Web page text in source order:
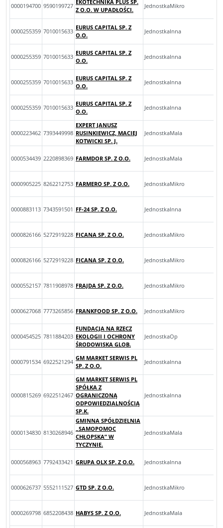
0000194700 9590199727
EKOTECHNIKA PLUS SP.
Z O.O. W UPADŁOŚCI.
JednostkaMikro
0000255359 7010015633
EURUS CAPITAL SP. Z
O.O.
JednostkaInna
0000255359 7010015633
EURUS CAPITAL SP. Z
O.O.
JednostkaInna
0000255359 7010015633
EURUS CAPITAL SP. Z
O.O.
JednostkaInna
0000255359 7010015633
EURUS CAPITAL SP. Z
O.O.
JednostkaInna
0000223462 7393449998
EXPERT JANUSZ
RUSINKIEWICZ, MACIEJ
KOTWICKI SP. J.
JednostkaMala
0000534439 2220898369 FARMDOR SP. Z O.O. JednostkaMala
0000905225 8262212753 FARMERO SP. Z O.O. JednostkaMikro
0000883113 7343591501 FF-24 SP. Z O.O. JednostkaInna
0000826166 5272919228 FICANA SP. Z O.O. JednostkaMikro
0000826166 5272919228 FICANA SP. Z O.O. JednostkaMikro
0000552157 7811908978 FRAJDA SP. Z O.O. JednostkaMikro
0000627068 7773265856 FRANKFOOD SP. Z O.O. JednostkaMikro
0000454525 7811884203
FUNDACJA NA RZECZ
EKOLOGII I OCHRONY
ŚRODOWISKA GLOB.
JednostkaOp
0000791534 6922521294
GM MARKET SERWIS PL
SP. Z O.O.
JednostkaInna
0000815269 6922512467
GM MARKET SERWIS PL
SPÓŁKA Z
OGRANICZONĄ
ODPOWIEDZIALNOŚCIĄ
SP.K.
JednostkaInna
0000134830 8130268946
GMINNA SPÓŁDZIELNIA
„SAMOPOMOC
CHŁOPSKA” W
TYCZYNIE.
JednostkaMala
0000568963 7792433421 GRUPA OLX SP. Z O.O. JednostkaInna
0000626737 5552111527 GTD SP. Z O.O. JednostkaMikro
0000269798 6852208438 HABYS SP. Z O.O. JednostkaMala